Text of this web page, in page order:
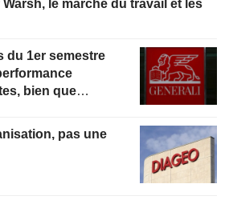
le marché du travail et les
bien que